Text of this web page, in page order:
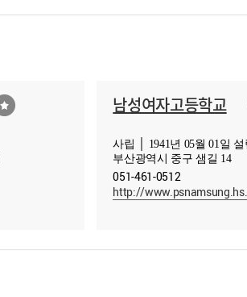
남성여자고등학교
사립 │ 1941년 05월 01일 설
부산광역시 중구 샘길 14
051-461-0512
http://